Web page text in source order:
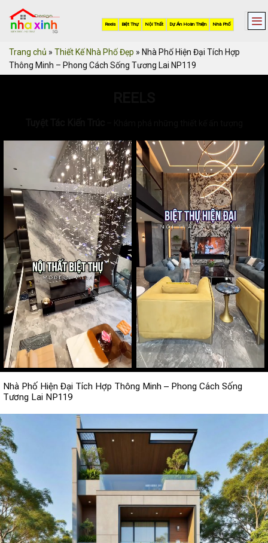
content
Trang chủ » Thiết Kế Nhà Phố Đẹp » Nhà Phố Hiện Đại Tích Hợp
Thông Minh – Phong Cách Sống Tương Lai NP119
Nhà Phố Hiện Đại Tích Hợp Thông Minh – Phong Cách Sống
Tương Lai NP119
Nhà Phố
Dự Án Hoàn Thiện
Nội Thất
Biệt Thự
Reels